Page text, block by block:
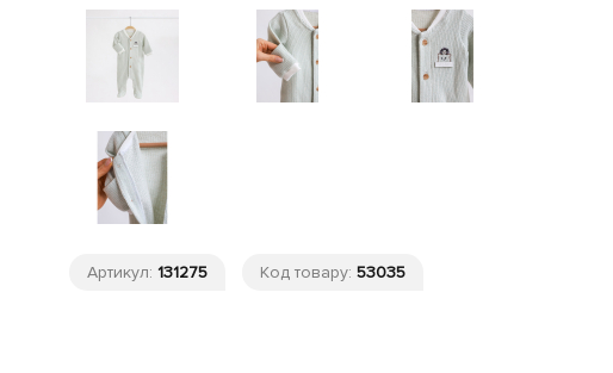
Артикул: 131275 Код товару: 53035